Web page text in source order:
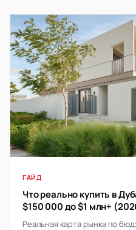
ГАЙД
Что реально купить в
$150 000 до $1 млн+
Реальная карта рынка по